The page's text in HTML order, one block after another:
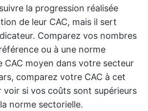
la progression réalisée
de leur CAC, mais il sert
Comparez vos nombres
ou à une norme
CAC moyen dans votre secteur
comparez votre CAC à cet
voir si vos coûts sont supérieurs
norme sectorielle.